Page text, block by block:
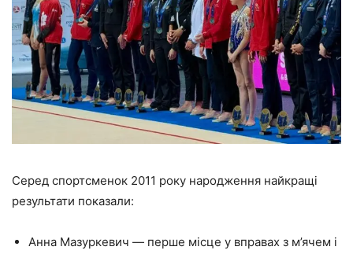
Серед спортсменок 2011 року народження найкращі
результати показали:
Анна Мазуркевич — перше місце у вправах з м’ячем і